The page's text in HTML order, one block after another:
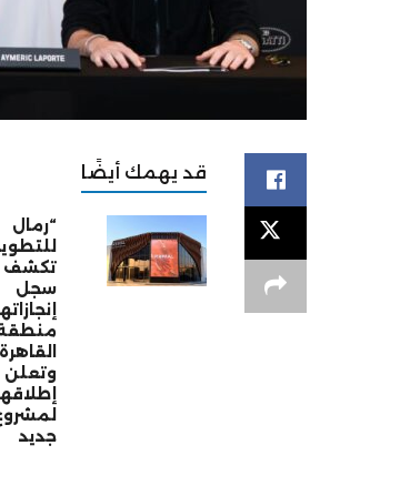
قد يهمك أيضًا
“رمال
تكشف
سجل
وتعلن
جديد